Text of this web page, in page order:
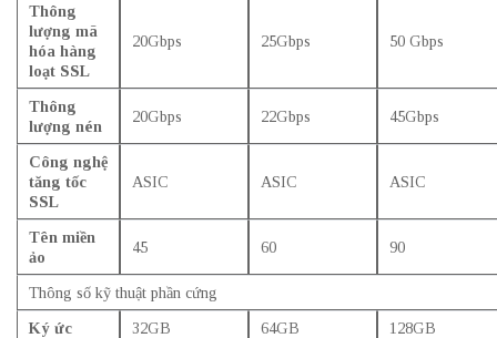
Thông
lượng mã
hóa hàng
loạt SSL
20Gbps 25Gbps 50 Gbps
Thông
lượng nén
20Gbps 22Gbps 45Gbps
Công nghệ
tăng tốc
SSL
ASIC ASIC ASIC
Tên miền
ảo
45 60 90
Thông số kỹ thuật phần cứng
Ký ức
32GB 64GB 128GB